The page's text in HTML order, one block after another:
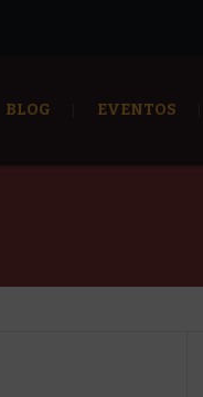
BLOG EVENTOS